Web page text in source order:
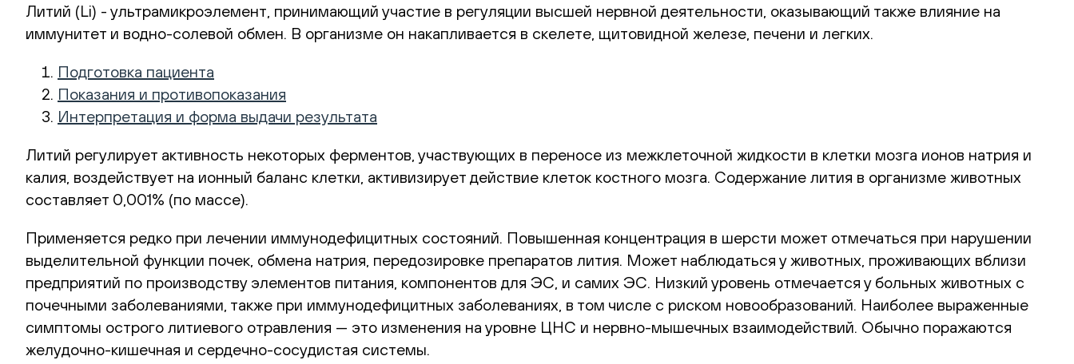
Литий (Li) - ультрамикроэлемент, принимающий участие в регуляции высшей нервной деятельности, оказывающий также влияние на
иммунитет и водно-солевой обмен. В организме он накапливается в скелете, щитовидной железе, печени и легких.
Подготовка пациента
Показания и противопоказания
Интерпретация и форма выдачи результата
Литий регулирует активность некоторых ферментов, участвующих в переносе из межклеточной жидкости в клетки мозга ионов натрия и
калия, воздействует на ионный баланс клетки, активизирует действие клеток костного мозга. Содержание лития в организме животных
составляет 0,001% (по массе).
Применяется редко при лечении иммунодефицитных состояний. Повышенная концентрация в шерсти может отмечаться при нарушении
выделительной функции почек, обмена натрия, передозировке препаратов лития. Может наблюдаться у животных, проживающих вблизи
предприятий по производству элементов питания, компонентов для ЭС, и самих ЭС. Низкий уровень отмечается у больных животных с
почечными заболеваниями, также при иммунодефицитных заболеваниях, в том числе с риском новообразований. Наиболее выраженные
симптомы острого литиевого отравления — это изменения на уровне ЦНС и нервно-мышечных взаимодействий. Обычно поражаются
желудочно-кишечная и сердечно-сосудистая системы.